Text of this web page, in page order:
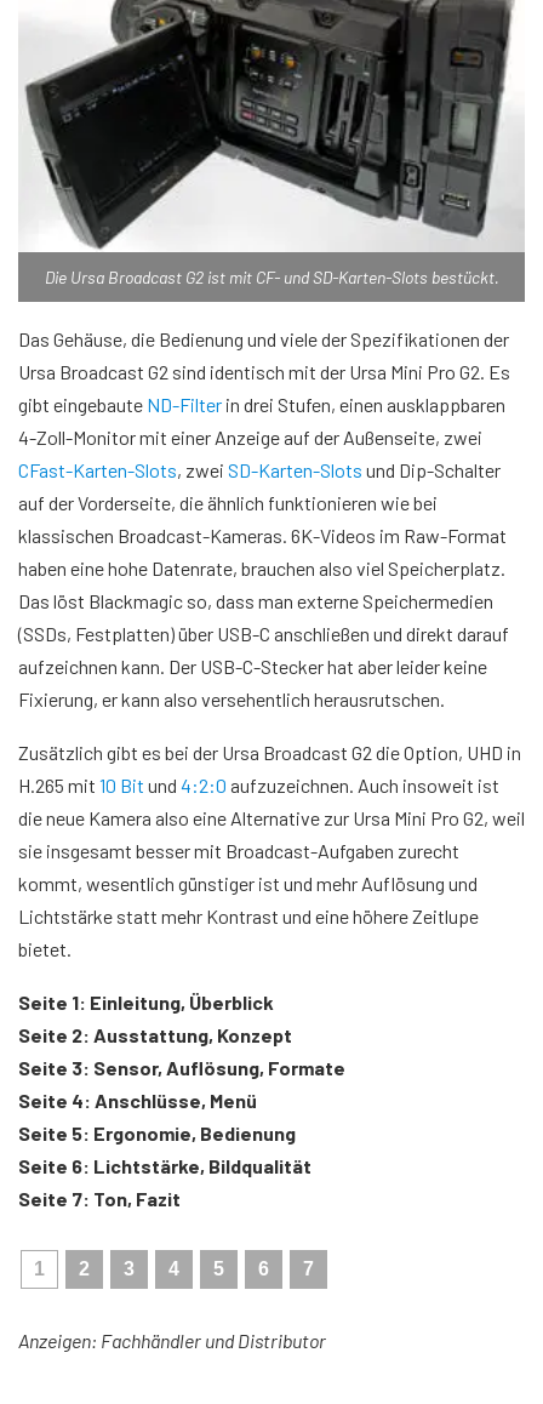
Die Ursa Broadcast G2 ist mit CF- und SD-Karten-Slots bestückt.
Das Gehäuse, die Bedienung und viele der Spezifikationen der
Ursa Broadcast G2 sind identisch mit der Ursa Mini Pro G2. Es
gibt eingebaute ND-Filter in drei Stufen, einen ausklappbaren
4-Zoll-Monitor mit einer Anzeige auf der Außenseite, zwei
CFast-Karten-Slots, zwei SD-Karten-Slots und Dip-Schalter
auf der Vorderseite, die ähnlich funktionieren wie bei
klassischen Broadcast-Kameras. 6K-Videos im Raw-Format
haben eine hohe Datenrate, brauchen also viel Speicherplatz.
Das löst Blackmagic so, dass man externe Speichermedien
(SSDs, Festplatten) über USB-C anschließen und direkt darauf
aufzeichnen kann. Der USB-C-Stecker hat aber leider keine
Fixierung, er kann also versehentlich herausrutschen.
Zusätzlich gibt es bei der Ursa Broadcast G2 die Option, UHD in
H.265 mit 10 Bit und 4:2:0 aufzuzeichnen. Auch insoweit ist
die neue Kamera also eine Alternative zur Ursa Mini Pro G2, weil
sie insgesamt besser mit Broadcast-Aufgaben zurecht
kommt, wesentlich günstiger ist und mehr Auflösung und
Lichtstärke statt mehr Kontrast und eine höhere Zeitlupe
bietet.
Seite 1: Einleitung, Überblick
Seite 2: Ausstattung, Konzept
Seite 3: Sensor, Auflösung, Formate
Seite 4: Anschlüsse, Menü
Seite 5: Ergonomie, Bedienung
Seite 6: Lichtstärke, Bildqualität
Seite 7: Ton, Fazit
1 2 3 4 5 6 7
Anzeigen: Fachhändler und Distributor